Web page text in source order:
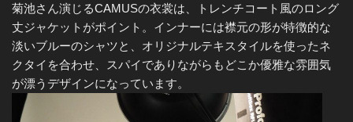
菊池さん演じるCAMUSの衣裳は、トレンチコート風のロング
丈ジャケットがポイント。インナーには襟元の形が特徴的な
淡いブルーのシャツと、オリジナルテキスタイルを使ったネ
クタイを合わせ、スパイでありながらもどこか優雅な雰囲気
が漂うデザインになっています。